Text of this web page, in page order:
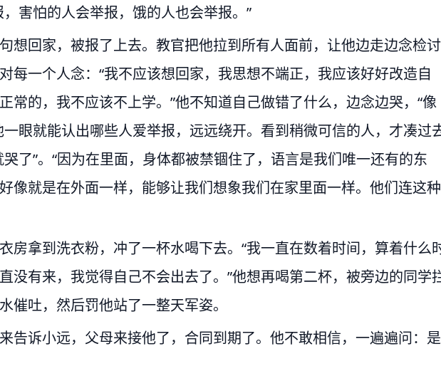
害怕的人会举报，饿的人也会举报。”
想回家，被报了上去。教官把他拉到所有人面前，让他边走边念检讨
每一个人念：“我不应该想回家，我思想不端正，我应该好好改造自
常的，我不应该不上学。”他不知道自己做错了什么，边念边哭，“像
一眼就能认出哪些人爱举报，远远绕开。看到稍微可信的人，才凑过
了”。“因为在里面，身体都被禁锢住了，语言是我们唯一还有的东
像就是在外面一样，能够让我们想象我们在家里面一样。他们连这种
房拿到洗衣粉，冲了一杯水喝下去。“我一直在数着时间，算着什么
没有来，我觉得自己不会出去了。”他想再喝第二杯，被旁边的同学
催吐，然后罚他站了一整天军姿。
告诉小远，父母来接他了，合同到期了。他不敢相信，一遍遍问：是